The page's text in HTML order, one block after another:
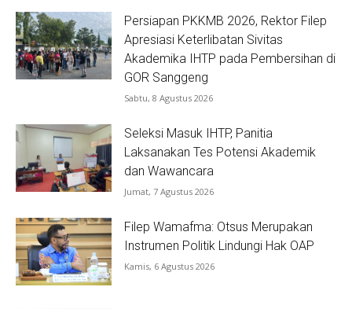
Persiapan PKKMB 2026, Rektor Filep
Apresiasi Keterlibatan Sivitas
Akademika IHTP pada Pembersihan di
GOR Sanggeng
Sabtu, 8 Agustus 2026
Seleksi Masuk IHTP, Panitia
Laksanakan Tes Potensi Akademik
dan Wawancara
Jumat, 7 Agustus 2026
Filep Wamafma: Otsus Merupakan
Instrumen Politik Lindungi Hak OAP
Kamis, 6 Agustus 2026